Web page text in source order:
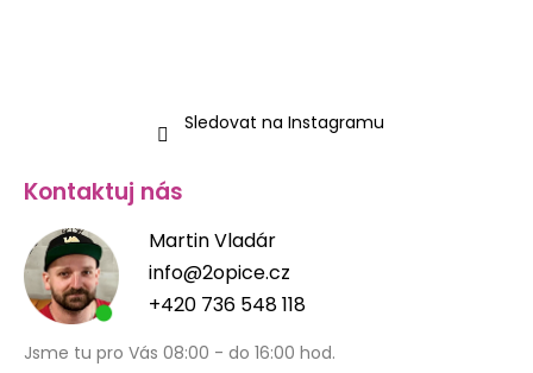
Sledovat na Instagramu
Kontaktuj nás
Martin Vladár
info@2opice.cz
+420 736 548 118
Jsme tu pro Vás 08:00 - do 16:00 hod.